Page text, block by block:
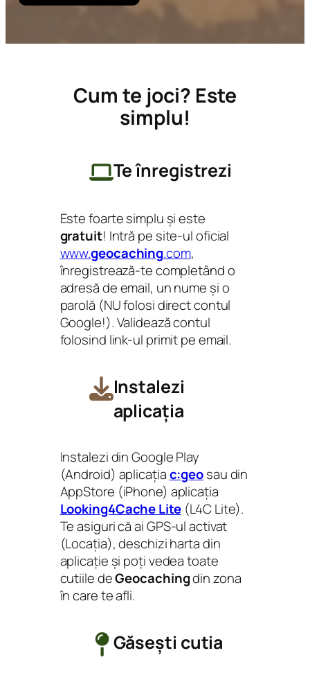
Cum te joci? Este
simplu!
Te înregistrezi
Este foarte simplu și este
gratuit! Intră pe site-ul oficial
www.geocaching.com,
înregistrează-te completând o
adresă de email, un nume și o
parolă (NU folosi direct contul
Google!). Validează contul
folosind link-ul primit pe email.
Instalezi
aplicația
Instalezi din Google Play
(Android) aplicațiac:geosau din
AppStore (iPhone) aplicația
Looking4Cache Lite (L4C Lite).
Te asiguri că ai GPS-ul activat
(Locația), deschizi harta din
aplicație și poți vedea toate
cutiile deGeocachingdin zona
în care te afli.
Găsești cutia